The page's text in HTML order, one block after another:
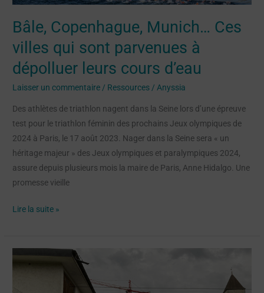
Bâle, Copenhague, Munich… Ces
villes qui sont parvenues à
dépolluer leurs cours d’eau
Laisser un commentaire / Ressources / Anyssia
Des athlètes de triathlon nagent dans la Seine lors d’une épreuve
test pour le triathlon féminin des prochains Jeux olympiques de
2024 à Paris, le 17 août 2023. Nager dans la Seine sera « un
héritage majeur » des Jeux olympiques et paralympiques 2024,
assure depuis plusieurs mois la maire de Paris, Anne Hidalgo. Une
promesse vieille
leurs
cours
d’eau
Lire la suite »
Prix
de